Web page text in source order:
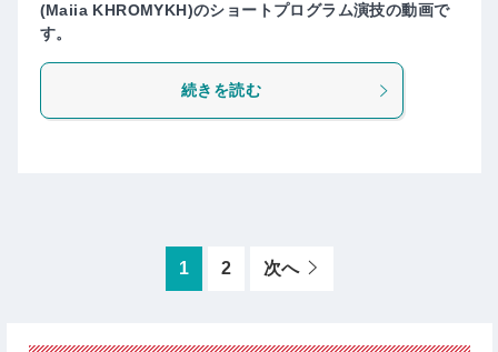
(Maiia KHROMYKH)のショートプログラム演技の動画で
す。
続きを読む
1 2 次へ